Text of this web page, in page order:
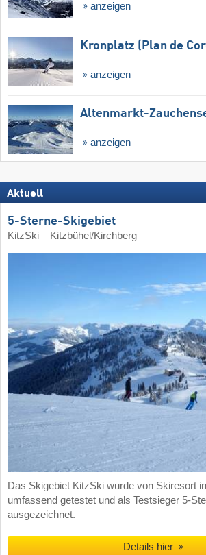
anzeigen
Kronplatz (Plan de
anzeigen
Altenmarkt-
anzeigen
Aktuell
5-Sterne-Skigebiet
KitzSki – Kitzbühel/​Kirchberg
Das Skigebiet KitzSki wurde von Skiresort
umfassend getestet und als Testsieger 5-
ausgezeichnet.
Details hier